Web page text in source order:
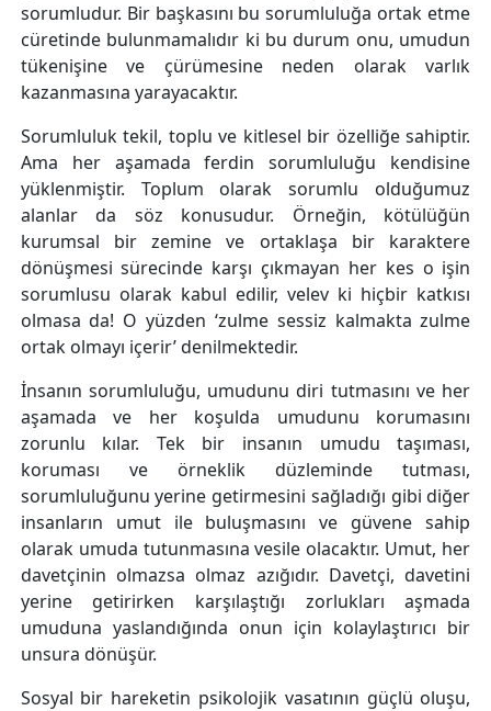
sorumludur. Bir başkasını bu sorumluluğa ortak etme
cüretinde bulunmamalıdır ki bu durum onu, umudun
tükenişine ve çürümesine neden olarak varlık
kazanmasına yarayacaktır.
Sorumluluk tekil, toplu ve kitlesel bir özelliğe sahiptir.
Ama her aşamada ferdin sorumluluğu kendisine
yüklenmiştir. Toplum olarak sorumlu olduğumuz
alanlar da söz konusudur. Örneğin, kötülüğün
kurumsal bir zemine ve ortaklaşa bir karaktere
dönüşmesi sürecinde karşı çıkmayan her kes o işin
sorumlusu olarak kabul edilir, velev ki hiçbir katkısı
olmasa da! O yüzden ‘zulme sessiz kalmakta zulme
ortak olmayı içerir’ denilmektedir.
İnsanın sorumluluğu, umudunu diri tutmasını ve her
aşamada ve her koşulda umudunu korumasını
zorunlu kılar. Tek bir insanın umudu taşıması,
koruması ve örneklik düzleminde tutması,
sorumluluğunu yerine getirmesini sağladığı gibi diğer
insanların umut ile buluşmasını ve güvene sahip
olarak umuda tutunmasına vesile olacaktır. Umut, her
davetçinin olmazsa olmaz azığıdır. Davetçi, davetini
yerine getirirken karşılaştığı zorlukları aşmada
umuduna yaslandığında onun için kolaylaştırıcı bir
unsura dönüşür.
Sosyal bir hareketin psikolojik vasatının güçlü oluşu,